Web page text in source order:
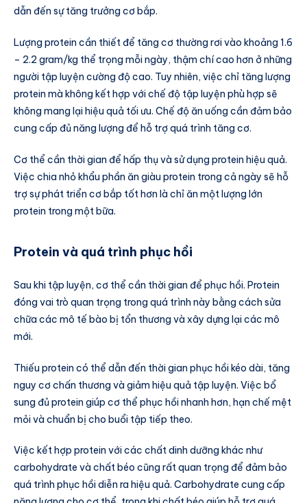
dẫn đến sự tăng trưởng cơ bắp.
Lượng protein cần thiết để tăng cơ thường rơi vào khoảng 1.6
– 2.2 gram/kg thể trọng mỗi ngày, thậm chí cao hơn ở những
người tập luyện cường độ cao. Tuy nhiên, việc chỉ tăng lượng
protein mà không kết hợp với chế độ tập luyện phù hợp sẽ
không mang lại hiệu quả tối ưu. Chế độ ăn uống cần đảm bảo
cung cấp đủ năng lượng để hỗ trợ quá trình tăng cơ.
Cơ thể cần thời gian để hấp thụ và sử dụng protein hiệu quả.
Việc chia nhỏ khẩu phần ăn giàu protein trong cả ngày sẽ hỗ
trợ sự phát triển cơ bắp tốt hơn là chỉ ăn một lượng lớn
protein trong một bữa.
Protein và quá trình phục hồi
Sau khi tập luyện, cơ thể cần thời gian để phục hồi. Protein
đóng vai trò quan trọng trong quá trình này bằng cách sửa
chữa các mô tế bào bị tổn thương và xây dựng lại các mô
mới.
Thiếu protein có thể dẫn đến thời gian phục hồi kéo dài, tăng
nguy cơ chấn thương và giảm hiệu quả tập luyện. Việc bổ
sung đủ protein giúp cơ thể phục hồi nhanh hơn, hạn chế mệt
mỏi và chuẩn bị cho buổi tập tiếp theo.
Việc kết hợp protein với các chất dinh dưỡng khác như
carbohydrate và chất béo cũng rất quan trọng để đảm bảo
quá trình phục hồi diễn ra hiệu quả. Carbohydrate cung cấp